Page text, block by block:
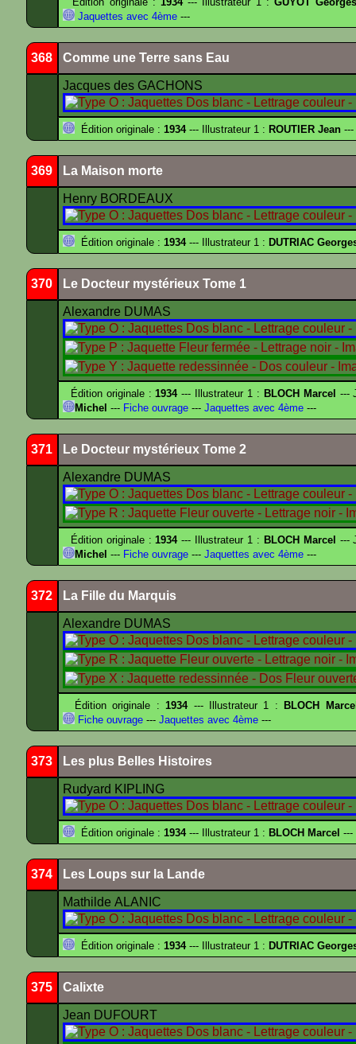
Jaquettes avec 4ème ---
368 Comme une Terre sans Eau
Jacques des GACHONS
Édition originale : 1934--- Illustrateur 1 : ROUTIER Jean ---
369 La Maison morte
Henry BORDEAUX
Édition originale : 1934--- Illustrateur 1 : DUTRIAC
370 Le Docteur mystérieux Tome 1
Alexandre DUMAS
Édition originale :1934--- Illustrateur 1 : BLOCH Marcel ---
Michel --- Fiche ouvrage --- Jaquettes avec 4ème ---
371 Le Docteur mystérieux Tome 2
Alexandre DUMAS
Édition originale :1934--- Illustrateur 1 : BLOCH Marcel ---
Michel --- Fiche ouvrage --- Jaquettes avec 4ème ---
372 La Fille du Marquis
Alexandre DUMAS
Édition originale :1934--- Illustrateur 1 :
BLOCH
Fiche ouvrage --- Jaquettes avec 4ème ---
373 Les plus Belles Histoires
Rudyard KIPLING
Édition originale : 1934--- Illustrateur 1 : BLOCH Marcel ---
374 Les Loups sur la Lande
Mathilde ALANIC
Édition originale : 1934--- Illustrateur 1 : DUTRIAC
375 Calixte
Jean DUFOURT